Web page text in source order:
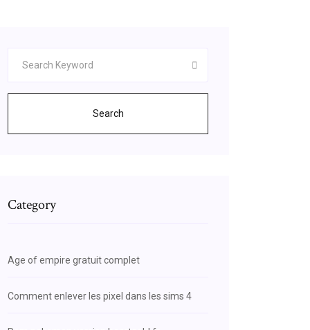
Search
Category
Age of empire gratuit complet
Comment enlever les pixel dans les sims 4